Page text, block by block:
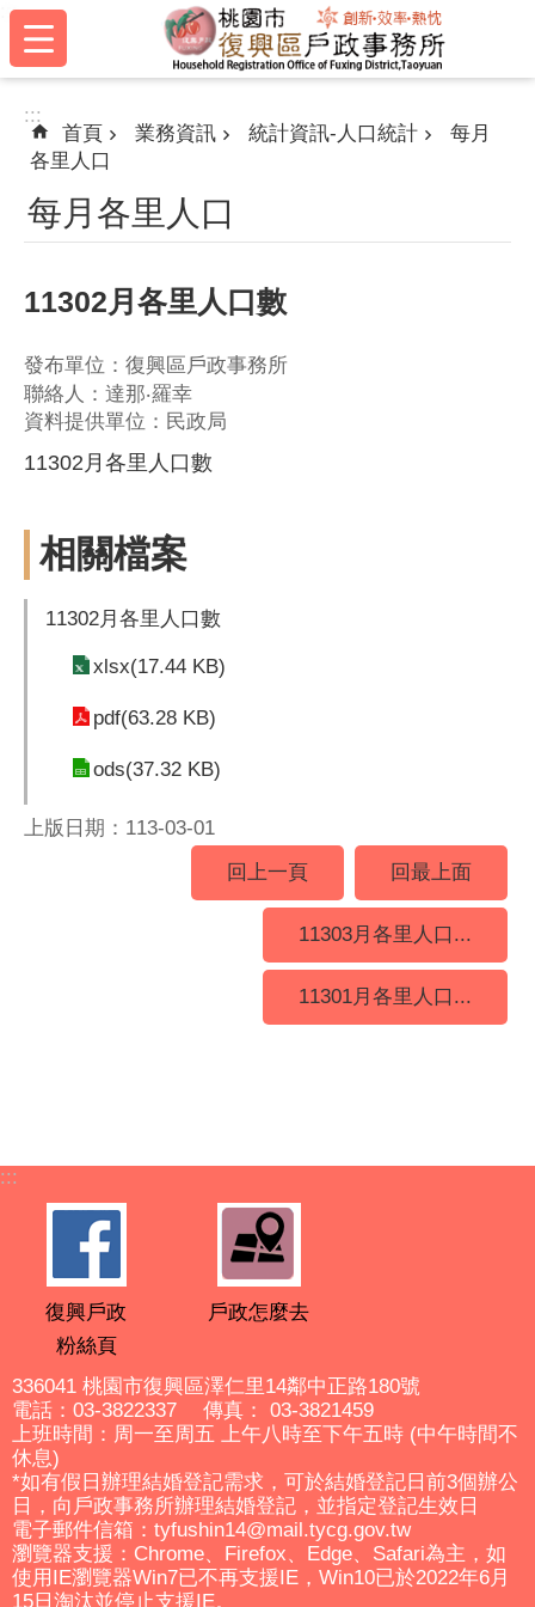
跳到主要內容區塊
:::
:::
首頁 業務資訊 統計資訊-人口統計
每月
各里人口
每月各里人口
11302月各里人口數
發布單位：復興區戶政事務所
聯絡人：達那‧羅幸
資料提供單位：民政局
11302月各里人口數
相關檔案
11302月各里人口數
xlsx(17.44 KB)
pdf(63.28 KB)
ods(37.32 KB)
上版日期：113-03-01
回上一頁
回最上面
11303月各里人口...
11301月各里人口...
:::
復興戶政
粉絲頁
戶政怎麼去
336041 桃園市復興區澤仁里14鄰中正路180號
電話：03-3822337 傳真： 03-3821459
上班時間：周一至周五 上午八時至下午五時 (中午時間不
休息)
*如有假日辦理結婚登記需求，可於結婚登記日前3個辦公
日，向戶政事務所辦理結婚登記，並指定登記生效日
電子郵件信箱：tyfushin14@mail.tycg.gov.tw
瀏覽器支援：Chrome、Firefox、Edge、Safari為主，如
使用IE瀏覽器Win7已不再支援IE，Win10已於2022年6月
15日淘汰並停止支援IE。